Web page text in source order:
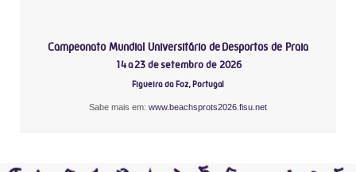
Campeonato Mundial Universitário de Desportos de Praia
14 a 23 de setembro de 2026
Figueira da Foz, Portugal
Sabe mais em: www.beachsprots2026.fisu.net